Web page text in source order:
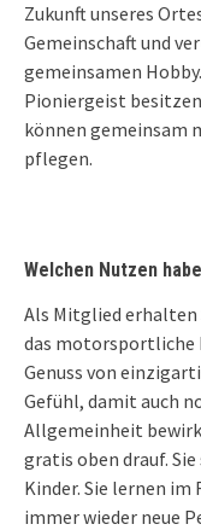
Zukunft unseres
Gemeinschaft und
gemeinsamen
Pioniergeist
können gemeinsam
pflegen.
Welchen Nutzen
Als Mitglied erhalten
das motorsportliche
Genuss von
Gefühl, damit auch
Allgemeinheit
gratis oben drauf.
Kinder. Sie lernen im
immer wieder neue